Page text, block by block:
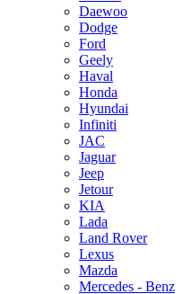
Daewoo
Dodge
Ford
Geely
Haval
Honda
Hyundai
Infiniti
JAC
Jaguar
Jeep
Jetour
KIA
Lada
Land Rover
Lexus
Mazda
Mercedes - Benz